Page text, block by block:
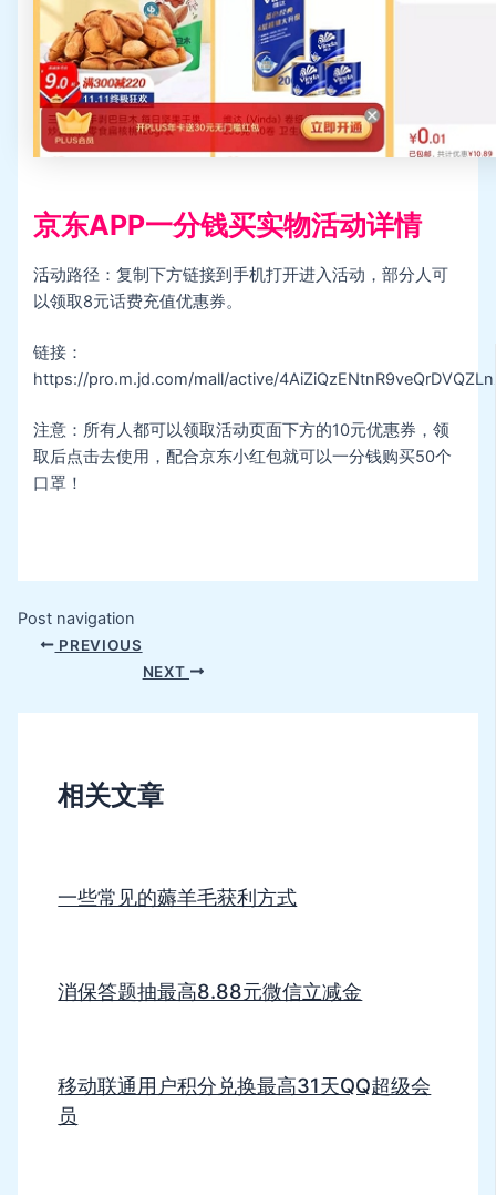
京东APP一分钱买实物活动详情
活动路径：复制下方链接到手机打开进入活动，部分人可
以领取8元话费充值优惠券。
链接：
https://pro.m.jd.com/mall/active/
注意：所有人都可以领取活动页面下方的10元优惠券，领
取后点击去使用，配合京东小红包就可以一分钱购买50个
口罩！
Post navigation
PREVIOUS
NEXT
相关文章
一些常见的薅羊毛获利方式
消保答题抽最高8.88元微信立减金
移动联通用户积分兑换最高31天QQ超级会
员